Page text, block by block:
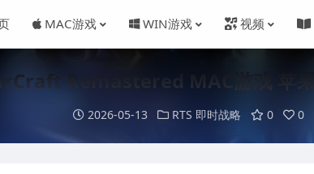
MAC游戏 WIN游戏 视频
Remastered MAC游戏 苹
2026-05-13 RTS 即时战略 0 0